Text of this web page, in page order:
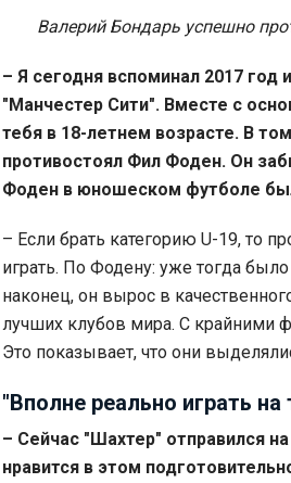
Валерий Бондарь успешно
– Я сегодня вспоминал 2017
"Манчестер Сити". Вместе с
тебя в 18-летнем возрасте. В
противостоял Фил Фоден. Он
Фоден в юношеском футболе
– Если брать категорию U-19, то
играть. По Фодену: уже тогда
наконец, он вырос в
лучших клубов мира. С крайними
Это показывает, что они
"Вполне реально играть на
– Сейчас "Шахтер" отправился
нравится в этом